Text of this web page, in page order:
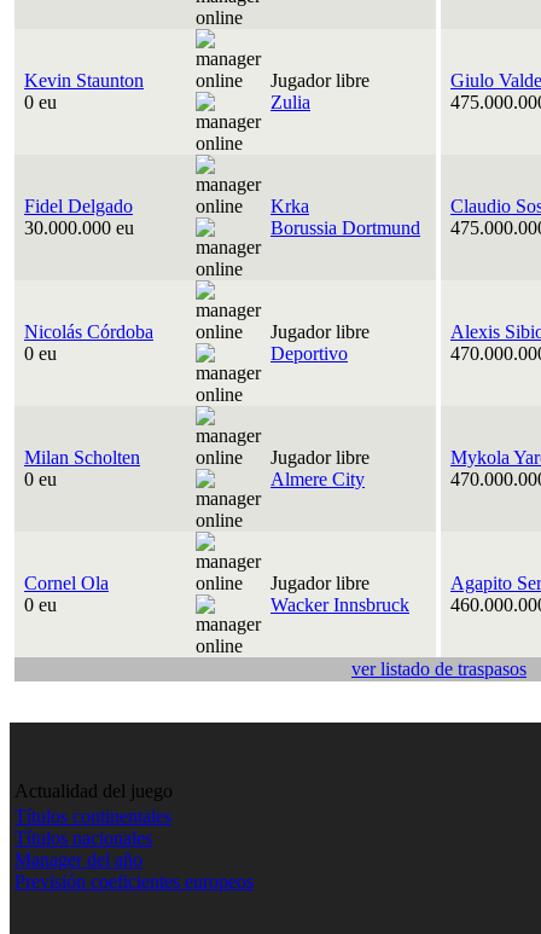
Kevin Staunton
0 eu
Jugador libre
Zulia
Giulo
Fidel Delgado
30.000.000 eu
Krka
Borussia Dortmund
Claudio
Nicolás Córdoba
0 eu
Jugador libre
Deportivo
Alexis
Milan Scholten
0 eu
Jugador libre
Almere City
Mykola
Cornel Ola
0 eu
Jugador libre
Wacker Innsbruck
Agapito
ver listado de traspasos
Actualidad del juego
Títulos continentales
Títulos nacionales
Manager del año
Previsión coeficientes europeos